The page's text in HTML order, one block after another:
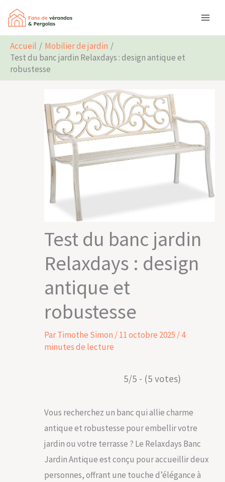
Aller
contenu
Accueil
Mobilier de jardin
Test du banc jardin Relaxdays : design antique et
robustesse
Test du banc jardin
Relaxdays : design
antique et
robustesse
ParTimothe Simon /11 octobre 2025 /4
minutes de lecture
5/5 - (5 votes)
Vous recherchez un banc qui allie charme
antique et robustesse pour embellir votre
jardin ou votre terrasse ? Le Relaxdays Banc
Jardin Antique est conçu pour accueillir deux
personnes, offrant une touche d’élégance à
Rechercher